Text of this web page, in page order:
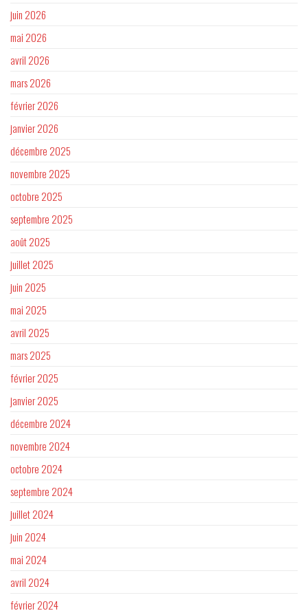
juin 2026
mai 2026
avril 2026
mars 2026
février 2026
janvier 2026
décembre 2025
novembre 2025
octobre 2025
septembre 2025
août 2025
juillet 2025
juin 2025
mai 2025
avril 2025
mars 2025
février 2025
janvier 2025
décembre 2024
novembre 2024
octobre 2024
septembre 2024
juillet 2024
juin 2024
mai 2024
avril 2024
février 2024